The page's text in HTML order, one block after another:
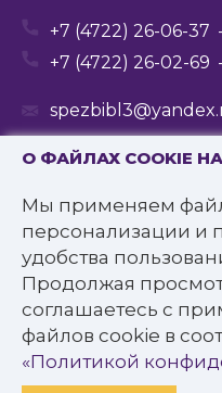
О ФАЙЛАХ COOKIE
Мы применяем
персонализации и
удобства
Продолжая
соглашаетесь с
файлов cookie в
«Политикой
+7 (4722) 26-06-37
+7 (4722) 26-02-69
© 2016—2022
учреждение культуры
«Белгородская
библиотека для
Все права защищены.
Политика